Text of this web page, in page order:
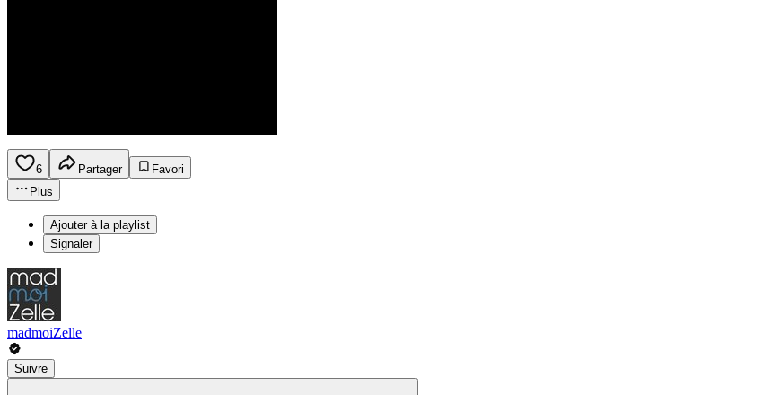
6 Partager
Favori
Plus
Ajouter à la playlist
Signaler
madmoiZelle
Suivre